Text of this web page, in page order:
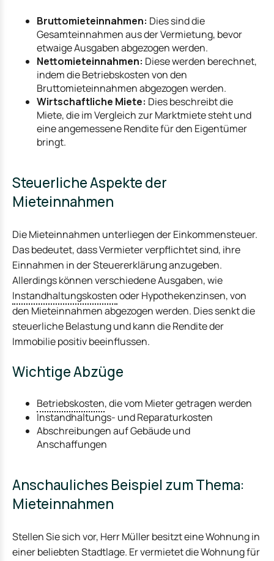
Bruttomieteinnahmen: Dies sind die
Gesamteinnahmen aus der Vermietung, bevor
etwaige Ausgaben abgezogen werden.
Nettomieteinnahmen: Diese werden berechnet,
indem die Betriebskosten von den
Bruttomieteinnahmen abgezogen werden.
Wirtschaftliche Miete: Dies beschreibt die
Miete, die im Vergleich zur Marktmiete steht und
eine angemessene Rendite für den Eigentümer
bringt.
Steuerliche Aspekte der
Mieteinnahmen
Die Mieteinnahmen unterliegen der Einkommensteuer.
Das bedeutet, dass Vermieter verpflichtet sind, ihre
Einnahmen in der Steuererklärung anzugeben.
Allerdings können verschiedene Ausgaben, wie
Instandhaltungskostenoder Hypothekenzinsen, von
den Mieteinnahmen abgezogen werden. Dies senkt die
steuerliche Belastung und kann die Rendite der
Immobilie positiv beeinflussen.
Wichtige Abzüge
Betriebskosten, die vom Mieter getragen werden
Instandhaltungs- und Reparaturkosten
Abschreibungen auf Gebäude und
Anschaffungen
Anschauliches Beispiel zum Thema:
Mieteinnahmen
Stellen Sie sich vor, Herr Müller besitzt eine Wohnung in
einer beliebten Stadtlage. Er vermietet die Wohnung für